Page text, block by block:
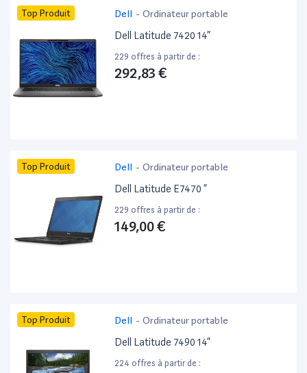
Top Produit Dell - Ordinateur portable
Dell Latitude 7420 14”
229 offres à partir de :
292,83 €
Top Produit Dell - Ordinateur portable
Dell Latitude E7470 ”
229 offres à partir de :
149,00 €
Top Produit Dell - Ordinateur portable
Dell Latitude 7490 14”
224 offres à partir de :